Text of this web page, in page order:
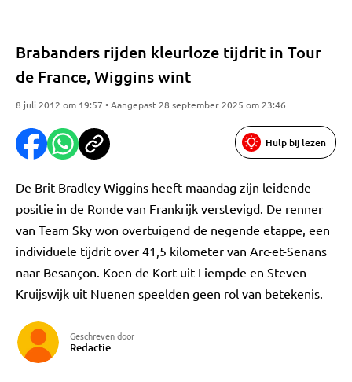
Brabanders rijden kleurloze tijdrit in Tour
de France, Wiggins wint
8 juli 2012 om 19:57 • Aangepast 28 september 2025 om 23:46
Hulp bij lezen
De Brit Bradley Wiggins heeft maandag zijn leidende
positie in de Ronde van Frankrijk verstevigd. De renner
van Team Sky won overtuigend de negende etappe, een
individuele tijdrit over 41,5 kilometer van Arc-et-Senans
naar Besançon. Koen de Kort uit Liempde en Steven
Kruijswijk uit Nuenen speelden geen rol van betekenis.
Geschreven door
Redactie